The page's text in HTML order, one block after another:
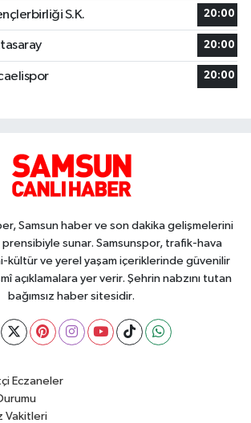
S.K. 20:00
20:00
20:00
Samsun haber ve son dakika gelişmelerini
prensibiyle sunar. Samsunspor, trafik-hava
kültür ve yerel yaşam içeriklerinde güvenilir
açıklamalara yer verir. Şehrin nabzını tutan
bağımsız haber sitesidir.
Eczaneler
Vakitleri